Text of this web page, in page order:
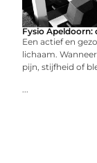
Fysio Apeldoorn:
Een actief en
lichaam.
pijn, stijfheid of
...